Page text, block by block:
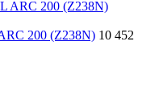
200 (Z238N) 10 452